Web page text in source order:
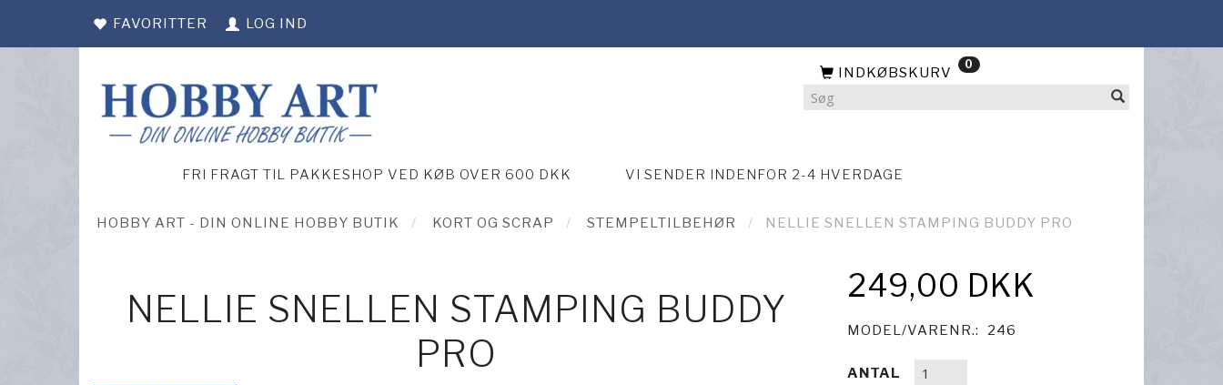
FAVORITTER LOG IND
INDKØBSKURV 0
FRI FRAGT TIL PAKKESHOP VED KØB OVER 600 DKK VI SENDER INDENFOR 2-4 HVERDAGE
HOBBY ART - DIN ONLINE HOBBY BUTIK KORT OG SCRAP STEMPELTILBEHØR NELLIE SNELLEN STAMPING BUDDY PRO
NELLIE SNELLEN STAMPING BUDDY
PRO
249,00 DKK
MODEL/VARENR.: 246
ANTAL